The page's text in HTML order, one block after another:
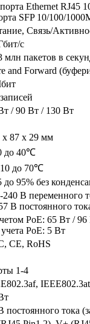
Ethernet RJ45
SFP 10/100/
Связь/
с
млн пакетов в
and Forward
/ 90 Вт / 130 Вт
x 87 x 29 мм
до 40℃
до 70℃
до 95% без
240 В переменного
В постоянного
PoE: 65 Вт /
учета PoE: 5 Вт
CE, RoHS
1-4
IEEE802.3at
постоянного тока